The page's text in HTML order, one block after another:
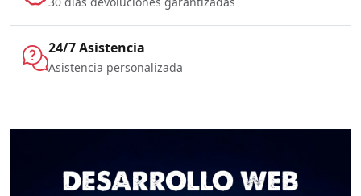
24/7 Asistencia
Asistencia personalizada